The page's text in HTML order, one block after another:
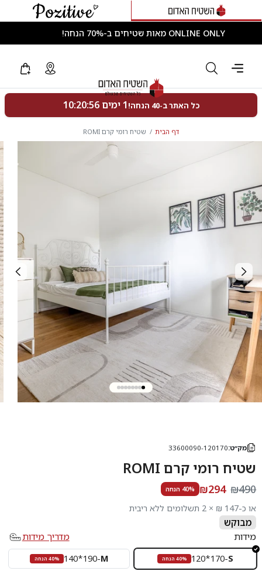
ONLINE ONLY מאות שטיחים ב-70% הנחה!
דף הבית שטיח רומי קרם ROMI
מק״ט:33600090-120170
שטיח רומי קרם ROMI
₪490
₪294 40% הנחה
או כ-147 ₪ × 2 תשלומים ללא ריבית
מבוקש
מידות
מדריך מידות
S
-
120*170 40% הנחה M
-
140*190 40% הנחה